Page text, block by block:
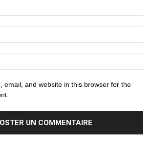
email, and website in this browser for the